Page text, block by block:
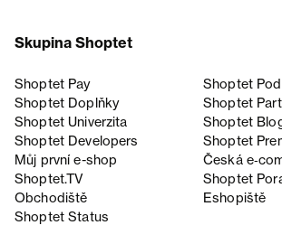
Skupina Shoptet
Shoptet Pay
Shoptet
Shoptet Doplňky
Shoptet
Shoptet Univerzita
Shoptet
Shoptet Developers
Shoptet
Můj první e-shop
Česká
Shoptet.TV
Shoptet
Obchodiště
Eshopiště
Shoptet Status